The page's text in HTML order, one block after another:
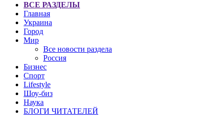
ВСЕ РАЗДЕЛЫ
Главная
Украина
Город
Мир
Все новости раздела
Россия
Бизнес
Спорт
Lifestyle
Шоу-биз
Наука
БЛОГИ ЧИТАТЕЛЕЙ